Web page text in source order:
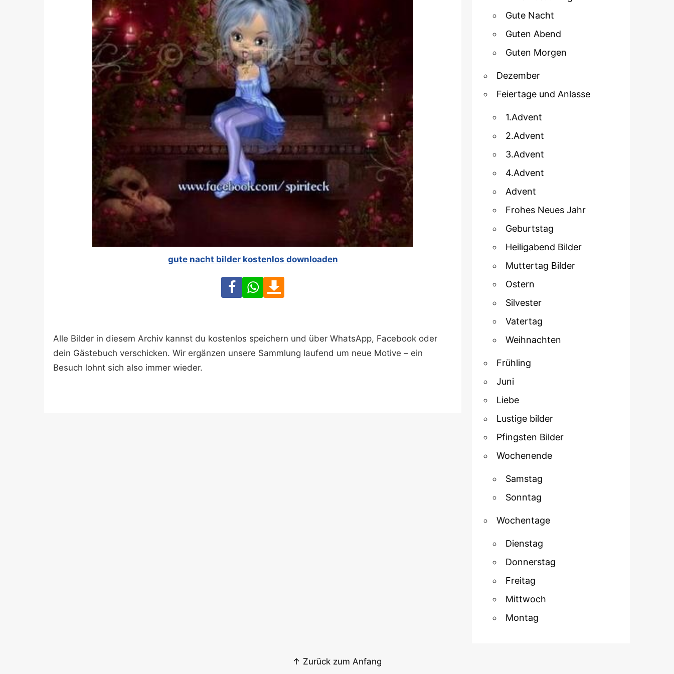
gute nacht bilder kostenlos downloaden
FacebookWhatsApp
Alle Bilder in diesem Archiv kannst du kostenlos speichern und über WhatsApp, Facebook oder
dein Gästebuch verschicken. Wir ergänzen unsere Sammlung laufend um neue Motive – ein
Besuch lohnt sich also immer wieder.
Gute Nacht
Guten Abend
Guten Morgen
Dezember
Feiertage und Anlasse
1.Advent
2.Advent
3.Advent
4.Advent
Advent
Frohes Neues Jahr
Geburtstag
Heiligabend Bilder
Muttertag Bilder
Ostern
Silvester
Vatertag
Weihnachten
Frühling
Juni
Liebe
Lustige bilder
Pfingsten Bilder
Wochenende
Samstag
Sonntag
Wochentage
Dienstag
Donnerstag
Freitag
Mittwoch
Montag
↑ Zurück zum Anfang